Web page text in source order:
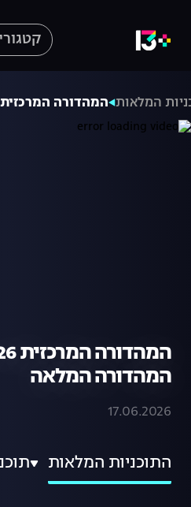
המלאות המהדורה המרכזית 17.06.26 - המהדורה המלאה
המהדורה המלאה
17.06.2026
התוכניות המלאות